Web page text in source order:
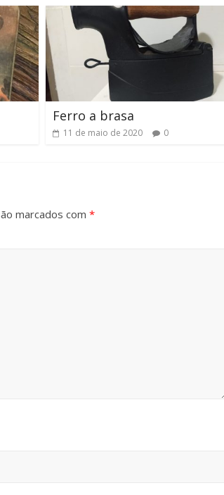
Ferro a brasa
11 de maio de 2020 0
marcados com *